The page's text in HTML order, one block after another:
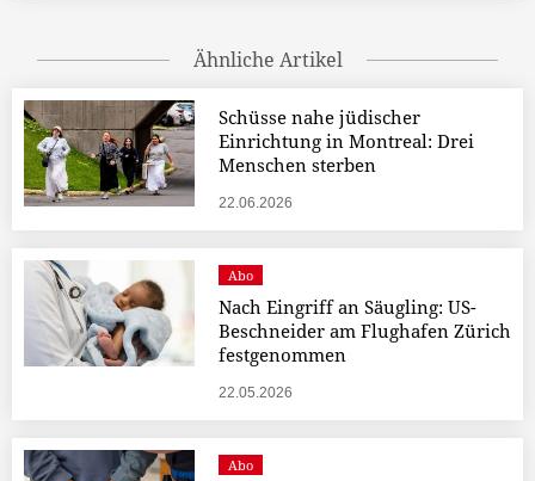
Ähnliche Artikel
Schüsse nahe jüdischer
Einrichtung in Montreal: Drei
Menschen sterben
22.06.2026
Abo
Nach Eingriff an Säugling: US-
Beschneider am Flughafen Zürich
festgenommen
22.05.2026
Abo